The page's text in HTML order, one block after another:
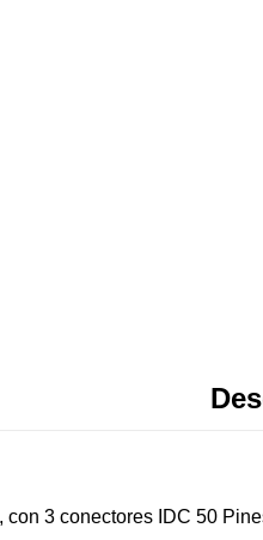
3 conectores IDC 50